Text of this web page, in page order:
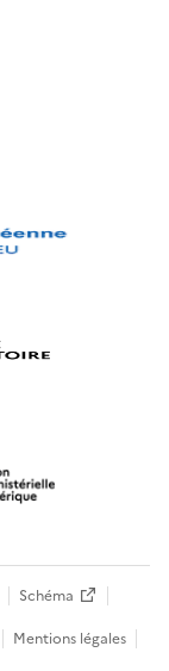
Schéma
Mentions légales